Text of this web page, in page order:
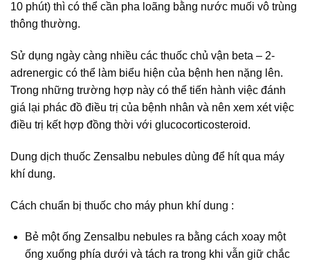
10 phút) thì có thể cần pha loãng bằng nước muối vô trùng
thông thường.
Sử dụng ngày càng nhiều các thuốc chủ vận beta – 2-
adrenergic có thể làm biểu hiện của bệnh hen nặng lên.
Trong những trường hợp này có thể tiến hành việc đánh
giá lại phác đồ điều trị của bệnh nhân và nên xem xét việc
điều trị kết hợp đồng thời với glucocorticosteroid.
Dung dịch thuốc Zensalbu nebules dùng để hít qua máy
khí dung.
Cách chuẩn bị thuốc cho máy phun khí dung :
Bẻ một ống Zensalbu nebules ra bằng cách xoay một
ống xuống phía dưới và tách ra trong khi vẫn giữ chắc